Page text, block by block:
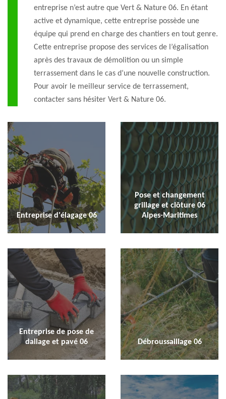
entreprise n’est autre que Vert & Nature 06. En étant
active et dynamique, cette entreprise possède une
équipe qui prend en charge des chantiers en tout genre.
Cette entreprise propose des services de l’égalisation
après des travaux de démolition ou un simple
terrassement dans le cas d’une nouvelle construction.
Pour avoir le meilleur service de terrassement,
contacter sans hésiter Vert & Nature 06.
Entreprise d'élagage 06
Pose et changement
grillage et clôture 06
Alpes-Maritimes
Entreprise de pose de
dallage et pavé 06
Débroussaillage 06